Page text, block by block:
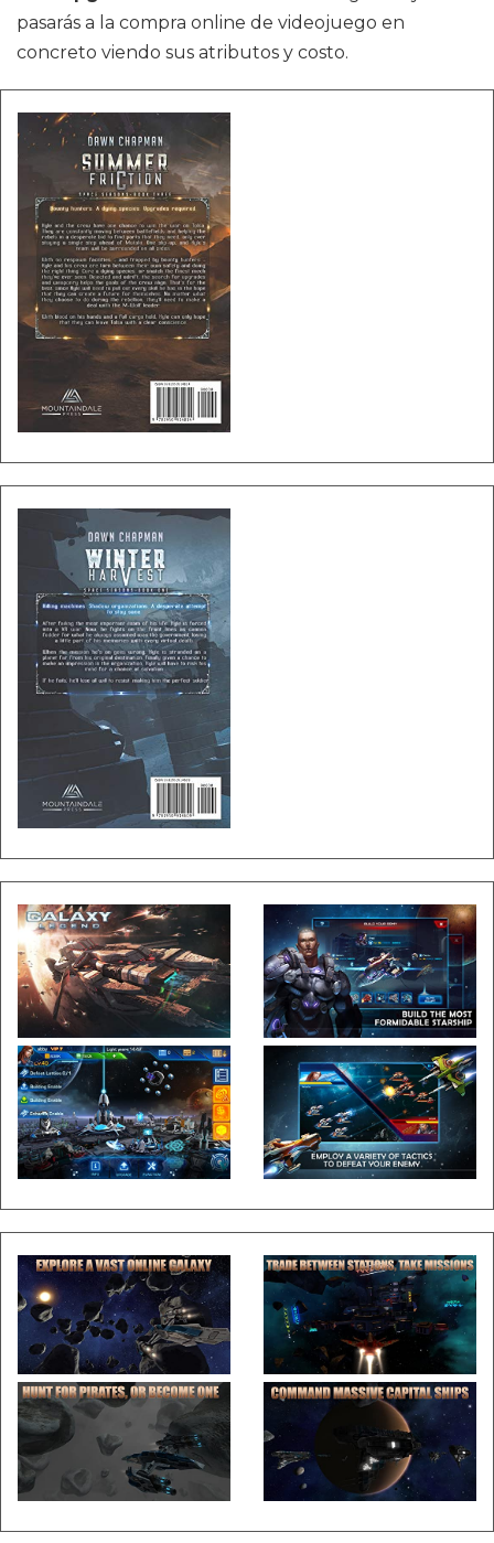
pasarás a la compra online de videojuego en
concreto viendo sus atributos y costo.